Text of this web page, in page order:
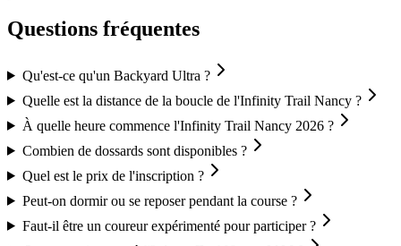
Questions fréquentes
Qu'est-ce qu'un Backyard Ultra ?
Quelle est la distance de la boucle de l'Infinity Trail Nancy ?
À quelle heure commence l'Infinity Trail Nancy 2026 ?
Combien de dossards sont disponibles ?
Quel est le prix de l'inscription ?
Peut-on dormir ou se reposer pendant la course ?
Faut-il être un coureur expérimenté pour participer ?